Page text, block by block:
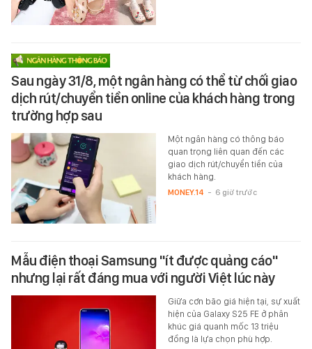
Sau ngày 31/8, một ngân hàng có thể từ chối giao
dịch rút/chuyển tiền online của khách hàng trong
trường hợp sau
Một ngân hàng có thông báo
quan trọng liên quan đến các
giao dịch rút/chuyển tiền của
khách hàng.
MONEY.14 - 6 giờ trước
Mẫu điện thoại Samsung "ít được quảng cáo"
nhưng lại rất đáng mua với người Việt lúc này
Giữa cơn bão giá hiện tại, sự xuất
hiện của Galaxy S25 FE ở phân
khúc giá quanh mốc 13 triệu
đồng là lựa chọn phù hợp.